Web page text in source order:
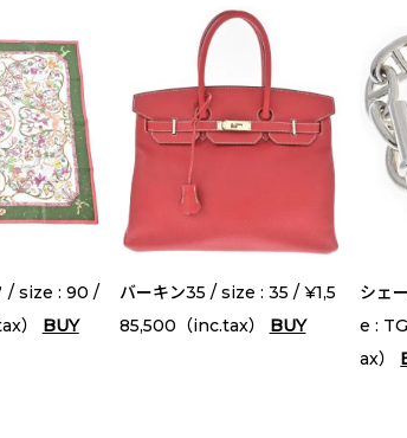
/ size : 90 /
） BUY
バーキン35 / size : 35 / ¥1,5
85,500（inc.tax） BUY
シェ
e :
ax）